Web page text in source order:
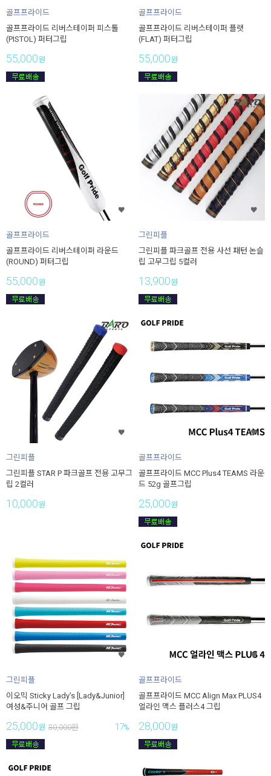
골프프라이드
골프프라이드 리버스테이퍼 피스톨
(PISTOL) 퍼터그립
55,000원
골프프라이드
골프프라이드 리버스테이퍼 플랫
(FLAT) 퍼터그립
55,000원
골프프라이드
골프프라이드 리버스테이퍼 라운드
(ROUND) 퍼터그립
55,000원
그린피플
그린피플 파크골프 전용 사선 패턴 논슬
립 고무그립 5컬러
13,900원
그린피플
그린피플 STAR P 파크골프 전용 고무그
립 2컬러
10,000원
골프프라이드
골프프라이드 MCC Plus4 TEAMS 라운
드 52g 골프그립
25,000원
그린피플
이오믹 Sticky Lady's [Lady&Junior]
여성&주니어 골프 그립
25,000원 30,000원 17%
골프프라이드
골프프라이드 MCC Align Max PLUS4
얼라인 맥스 플러스4 그립
28,000원